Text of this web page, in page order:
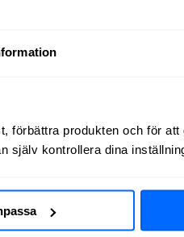
förbättra produkten och för att
själv kontrollera dina
Tabellen nedan